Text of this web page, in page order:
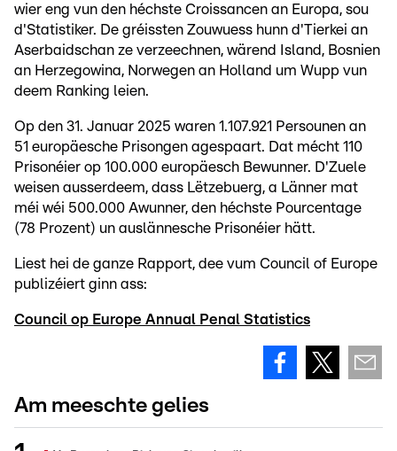
wier eng vun den héchste Croissancen an Europa, sou
d'Statistiker. De gréissten Zouwuess hunn d'Tierkei an
Aserbaidschan ze verzeechnen, wärend Island, Bosnien
an Herzegowina, Norwegen an Holland um Wupp vun
deem Ranking leien.
Op den 31. Januar 2025 waren 1.107.921 Persounen an
51 europäesche Prisongen agespaart. Dat mécht 110
Prisonéier op 100.000 europäesch Bewunner. D'Zuele
weisen ausserdeem, dass Lëtzebuerg, a Länner mat
méi wéi 500.000 Awunner, den héchste Pourcentage
(78 Prozent) un auslännesche Prisonéier hätt.
Liest hei de ganze Rapport, dee vum Council of Europe
publizéiert ginn ass:
Council op Europe Annual Penal Statistics
Am meeschte gelies